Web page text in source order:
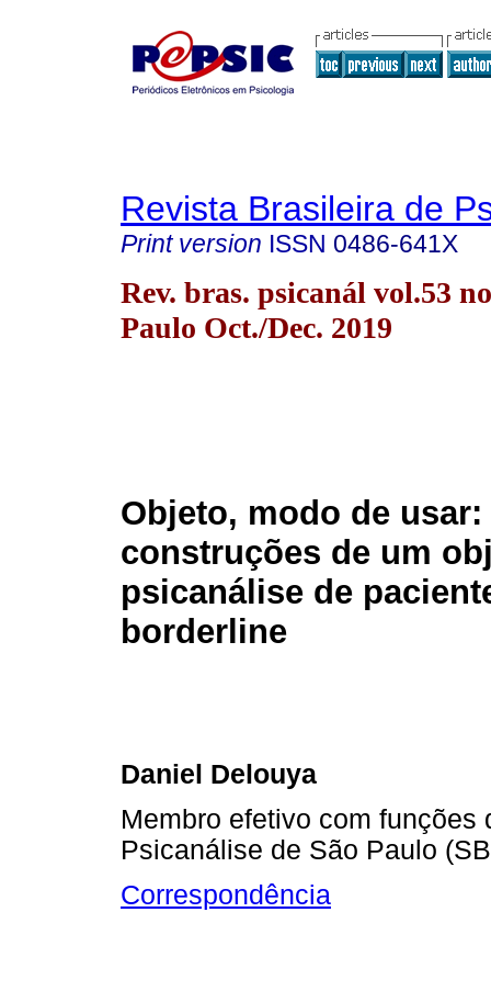
Revista Brasileira de
Print version ISSN 0486-641X
Rev. bras. psicanál vol.53
Paulo Oct./Dec. 2019
Objeto, modo de usar:
construções de um
psicanálise de
borderline
Daniel Delouya
Membro efetivo com
Psicanálise de São Paulo
Correspondência